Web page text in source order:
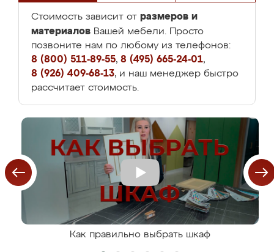
Стоимость зависит от размеров и
материалов Вашей мебели. Просто
позвоните нам по любому из телефонов:
8 (800) 511-89-55, 8 (495) 665-24-01,
8 (926) 409-68-13, и наш менеджер быстро
рассчитает стоимость.
Как правильно выбрать шкаф